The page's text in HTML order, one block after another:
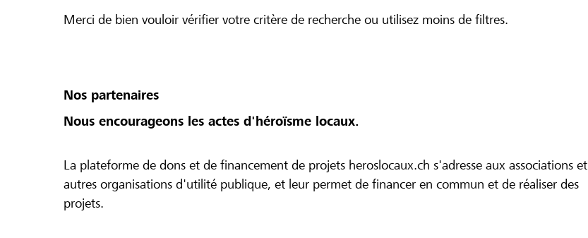
Merci de bien vouloir vérifier votre critère de recherche ou utilisez moins de filtres.
Nos partenaires
Nous encourageons les actes d'héroïsme locaux.
La plateforme de dons et de financement de projets heroslocaux.ch s'adresse aux associations et
autres organisations d'utilité publique, et leur permet de financer en commun et de réaliser des
projets.